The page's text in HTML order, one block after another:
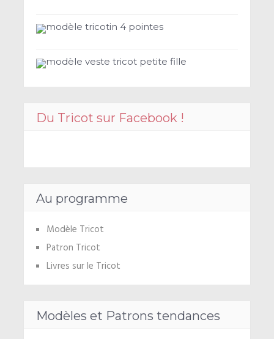
modèle tricotin 4 pointes
modèle veste tricot petite fille
Du Tricot sur Facebook !
Au programme
Modèle Tricot
Patron Tricot
Livres sur le Tricot
Modèles et Patrons tendances